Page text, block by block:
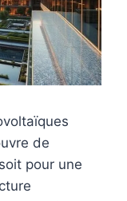
de
pour une